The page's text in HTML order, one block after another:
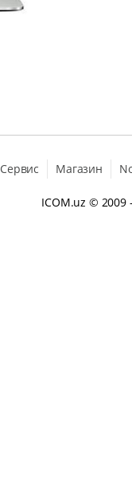
Сервис Магазин
ICOM.uz © 2009